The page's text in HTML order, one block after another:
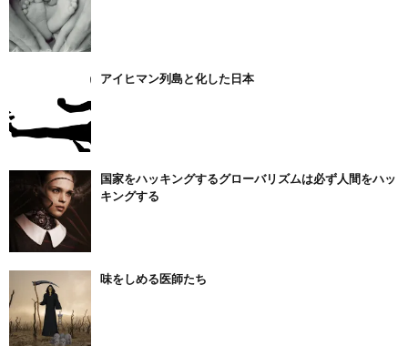
アイヒマン列島と化した日本
国家をハッキングするグローバリズムは必ず人間をハッ
キングする
味をしめる医師たち